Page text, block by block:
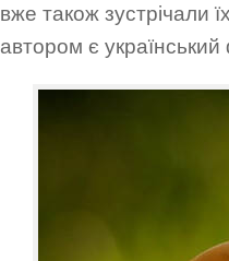
вже також зустрічали
автором є